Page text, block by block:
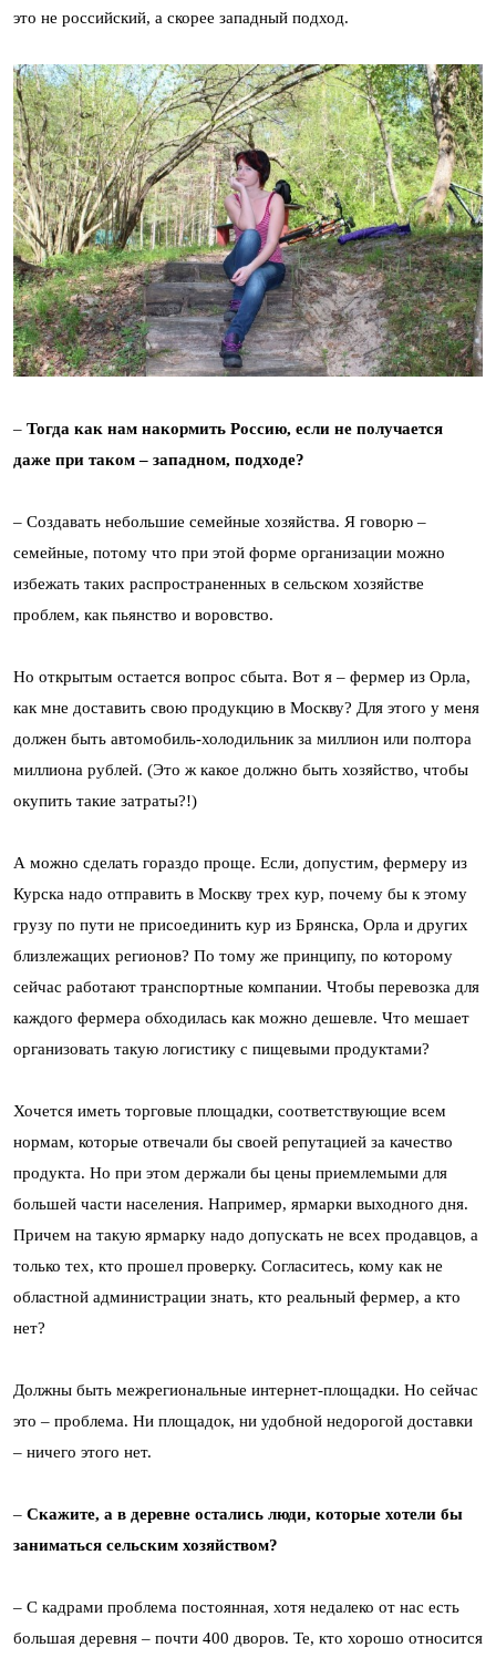
это не российский, а скорее западный подход.
– Тогда как нам накормить Россию, если не получается
даже при таком – западном, подходе?
– Создавать небольшие семейные хозяйства. Я говорю –
семейные, потому что при этой форме организации можно
избежать таких распространенных в сельском хозяйстве
проблем, как пьянство и воровство.
Но открытым остается вопрос сбыта. Вот я – фермер из Орла,
как мне доставить свою продукцию в Москву? Для этого у меня
должен быть автомобиль-холодильник за миллион или полтора
миллиона рублей. (Это ж какое должно быть хозяйство, чтобы
окупить такие затраты?!)
А можно сделать гораздо проще. Если, допустим, фермеру из
Курска надо отправить в Москву трех кур, почему бы к этому
грузу по пути не присоединить кур из Брянска, Орла и других
близлежащих регионов? По тому же принципу, по которому
сейчас работают транспортные компании. Чтобы перевозка для
каждого фермера обходилась как можно дешевле. Что мешает
организовать такую логистику с пищевыми продуктами?
Хочется иметь торговые площадки, соответствующие всем
нормам, которые отвечали бы своей репутацией за качество
продукта. Но при этом держали бы цены приемлемыми для
большей части населения. Например, ярмарки выходного дня.
Причем на такую ярмарку надо допускать не всех продавцов, а
только тех, кто прошел проверку. Согласитесь, кому как не
областной администрации знать, кто реальный фермер, а кто
нет?
Должны быть межрегиональные интернет-площадки. Но сейчас
это – проблема. Ни площадок, ни удобной недорогой доставки
– ничего этого нет.
– Скажите, а в деревне остались люди, которые хотели бы
заниматься сельским хозяйством?
– С кадрами проблема постоянная, хотя недалеко от нас есть
большая деревня – почти 400 дворов. Те, кто хорошо относится